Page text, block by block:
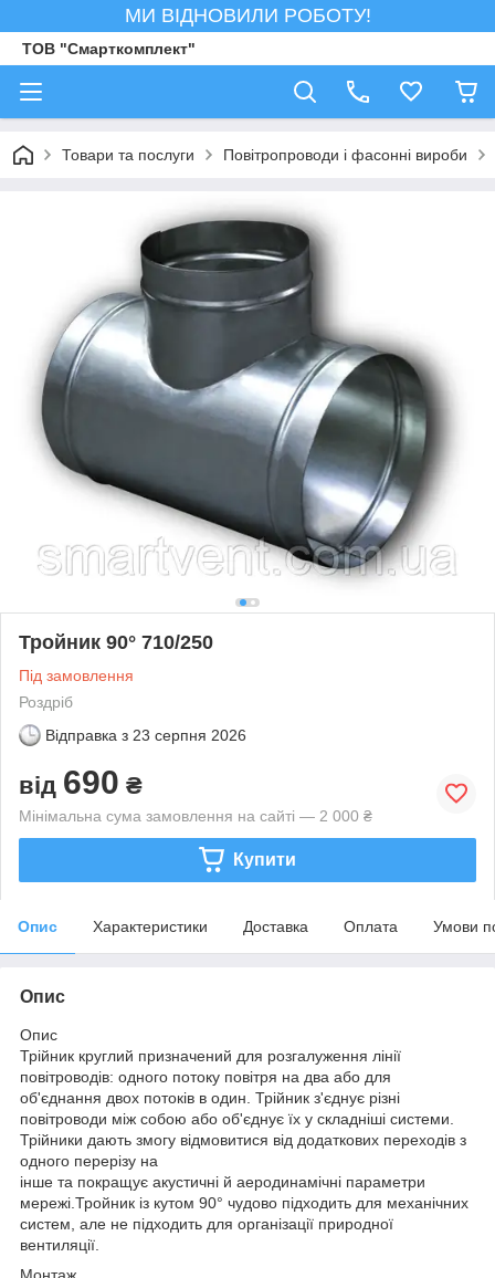
МИ ВІДНОВИЛИ РОБОТУ!
ТОВ "Смарткомплект"
Товари та послуги Повітропроводи і фасонні вироби
Тройник 90° 710/250
Під замовлення
Роздріб
Відправка з 23 серпня 2026
від 690 ₴
Мінімальна сума замовлення на сайті — 2 000 ₴
Купити
Опис Характеристики Доставка Оплата Умови
Опис
Опис
Трійник круглий призначений для розгалуження лінії
повітроводів: одного потоку повітря на два або для
об'єднання двох потоків в один. Трійник з'єднує різні
повітроводи між собою або об'єднує їх у складніші системи.
Трійники дають змогу відмовитися від додаткових переходів з
одного перерізу на
інше та покращує акустичні й аеродинамічні параметри
мережі.Тройник із кутом 90° чудово підходить для механічних
систем, але не підходить для організації природної
вентиляції.
Монтаж